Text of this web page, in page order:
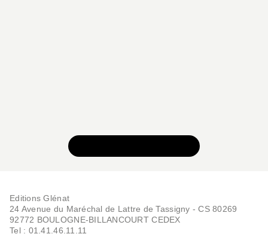
Editions Glénat
24 Avenue du Maréchal de Lattre de Tassigny - CS 80269
92772 BOULOGNE-BILLANCOURT CEDEX
Tel : 01.41.46.11.11